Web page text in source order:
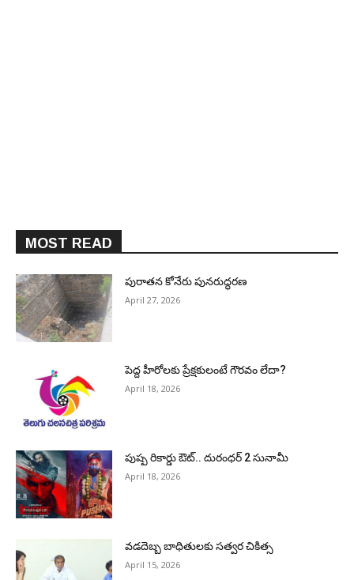
MOST READ
పురాత‌న కోనేరు పున‌రుద్ధ‌ర‌ణ
April 27, 2026
పెద్ద హీరోల‌కు ప్రేక్ష‌కులంటే గౌర‌వం లేదా?
April 18, 2026
పుష్ప రికార్డు ఔట్‌.. దురంధ‌ర్ 2 సునామీ
April 18, 2026
వడదెబ్బ బాధితులకు సత్వర చికిత్స
April 15, 2026